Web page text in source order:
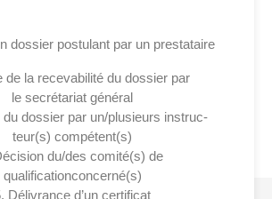
dossier postulant par un prestataire
de la recevabilité du dossier par
le secrétariat général
dossier par un/plusieurs instruc-
teur(s) compétent(s)
du/des comité(s) de
qualificationconcerné(s)
Délivrance d’un certificat